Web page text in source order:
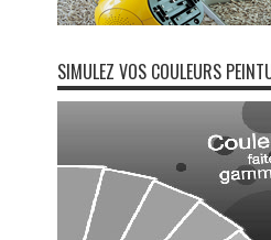
SIMULEZ VOS COULEURS